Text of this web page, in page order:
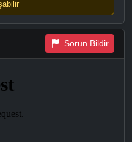
Sorun Bildir